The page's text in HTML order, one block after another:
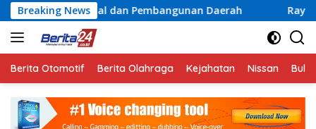
Langsung
ke
konten
Breaking News
Daerah Rayakan Semangat
Berita Otomotif Berita Olahraga Kejahatan Nissan